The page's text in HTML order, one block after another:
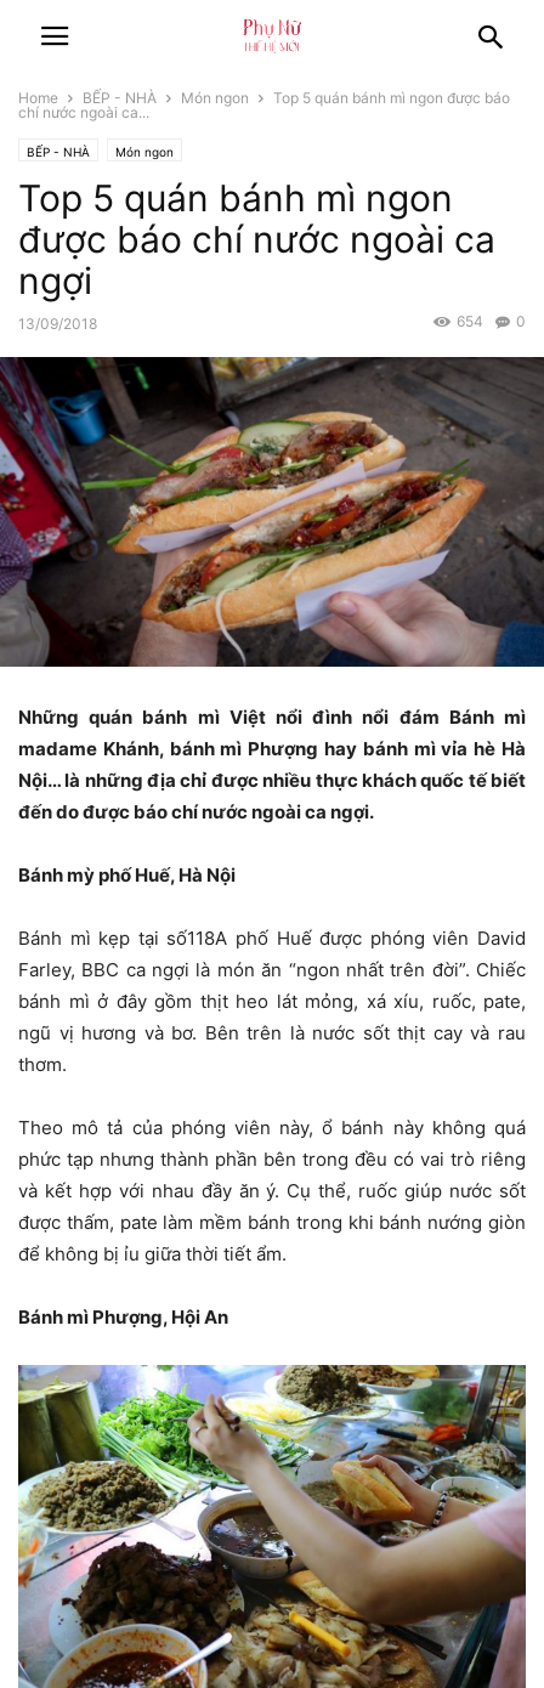
Home BẾP - NHÀ Món ngon
Top 5 quán bánh mì ngon được báo
chí nước ngoài ca...
BẾP - NHÀ Món ngon
Top 5 quán bánh mì ngon
được báo chí nước ngoài ca
ngợi
13/09/2018 0
654
Những quán bánh mì Việt nổi đình nổi đám Bánh mì
madame Khánh, bánh mì Phượng hay bánh mì vỉa hè Hà
Nội… là những địa chỉ được nhiều thực khách quốc tế biết
đến do được báo chí nước ngoài ca ngợi.
Bánh mỳ phố Huế, Hà Nội
Bánh mì kẹp tại số118A phố Huế được phóng viên David
Farley, BBC ca ngợi là món ăn “ngon nhất trên đời”. Chiếc
bánh mì ở đây gồm thịt heo lát mỏng, xá xíu, ruốc, pate,
ngũ vị hương và bơ. Bên trên là nước sốt thịt cay và rau
thơm.
Theo mô tả của phóng viên này, ổ bánh này không quá
phức tạp nhưng thành phần bên trong đều có vai trò riêng
và kết hợp với nhau đầy ăn ý. Cụ thể, ruốc giúp nước sốt
được thấm, pate làm mềm bánh trong khi bánh nướng giòn
để không bị ỉu giữa thời tiết ẩm.
Bánh mì Phượng, Hội An